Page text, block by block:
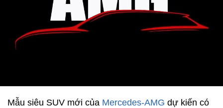
Mẫu siêu SUV mới của Mercedes-AMG dự kiến có